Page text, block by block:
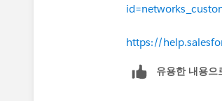
https://
유용한 내용으